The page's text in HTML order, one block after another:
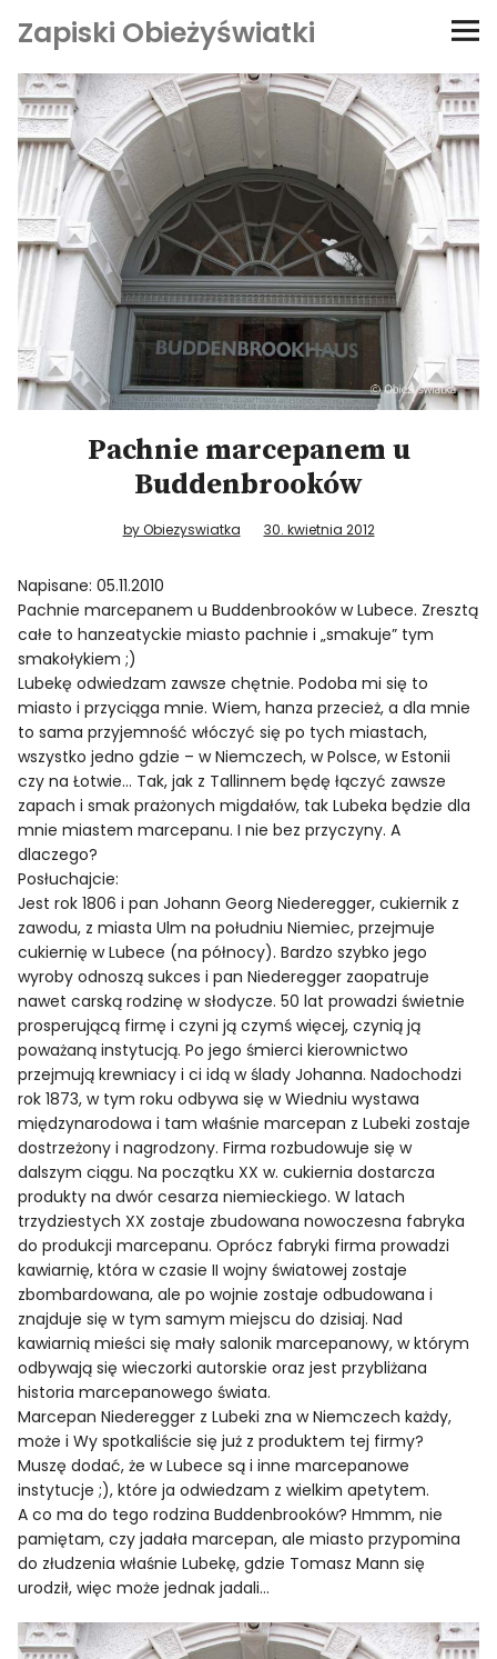
Zapiski Obieżyświatki
Podróże
Kultura i sztuka
Kątem oka
O-fiszki
Niezwyczajne ściany
Dom na kółkach
Pachnie marcepanem u
Buddenbrooków
by Obiezyswiatka 30. kwietnia 2012
Napisane: 05.11.2010
Pachnie marcepanem u Buddenbrooków w Lubece. Zresztą
całe to hanzeatyckie miasto pachnie i „smakuje” tym
smakołykiem ;)
Lubekę odwiedzam zawsze chętnie. Podoba mi się to
miasto i przyciąga mnie. Wiem, hanza przecież, a dla mnie
to sama przyjemność włóczyć się po tych miastach,
wszystko jedno gdzie – w Niemczech, w Polsce, w Estonii
czy na Łotwie… Tak, jak z Tallinnem będę łączyć zawsze
zapach i smak prażonych migdałów, tak Lubeka będzie dla
mnie miastem marcepanu. I nie bez przyczyny. A
dlaczego?
Posłuchajcie:
Jest rok 1806 i pan Johann Georg Niederegger, cukiernik z
zawodu, z miasta Ulm na południu Niemiec, przejmuje
cukiernię w Lubece (na północy). Bardzo szybko jego
wyroby odnoszą sukces i pan Niederegger zaopatruje
nawet carską rodzinę w słodycze. 50 lat prowadzi świetnie
prosperującą firmę i czyni ją czymś więcej, czynią ją
poważaną instytucją. Po jego śmierci kierownictwo
przejmują krewniacy i ci idą w ślady Johanna. Nadochodzi
rok 1873, w tym roku odbywa się w Wiedniu wystawa
międzynarodowa i tam właśnie marcepan z Lubeki zostaje
dostrzeżony i nagrodzony. Firma rozbudowuje się w
dalszym ciągu. Na początku XX w. cukiernia dostarcza
produkty na dwór cesarza niemieckiego. W latach
trzydziestych XX zostaje zbudowana nowoczesna fabryka
do produkcji marcepanu. Oprócz fabryki firma prowadzi
kawiarnię, która w czasie II wojny światowej zostaje
zbombardowana, ale po wojnie zostaje odbudowana i
znajduje się w tym samym miejscu do dzisiaj. Nad
kawiarnią mieści się mały salonik marcepanowy, w którym
odbywają się wieczorki autorskie oraz jest przybliżana
historia marcepanowego świata.
Marcepan Niederegger z Lubeki zna w Niemczech każdy,
może i Wy spotkaliście się już z produktem tej firmy?
Muszę dodać, że w Lubece są i inne marcepanowe
instytucje ;), które ja odwiedzam z wielkim apetytem.
A co ma do tego rodzina Buddenbrooków? Hmmm, nie
pamiętam, czy jadała marcepan, ale miasto przypomina
do złudzenia właśnie Lubekę, gdzie Tomasz Mann się
urodził, więc może jednak jadali…